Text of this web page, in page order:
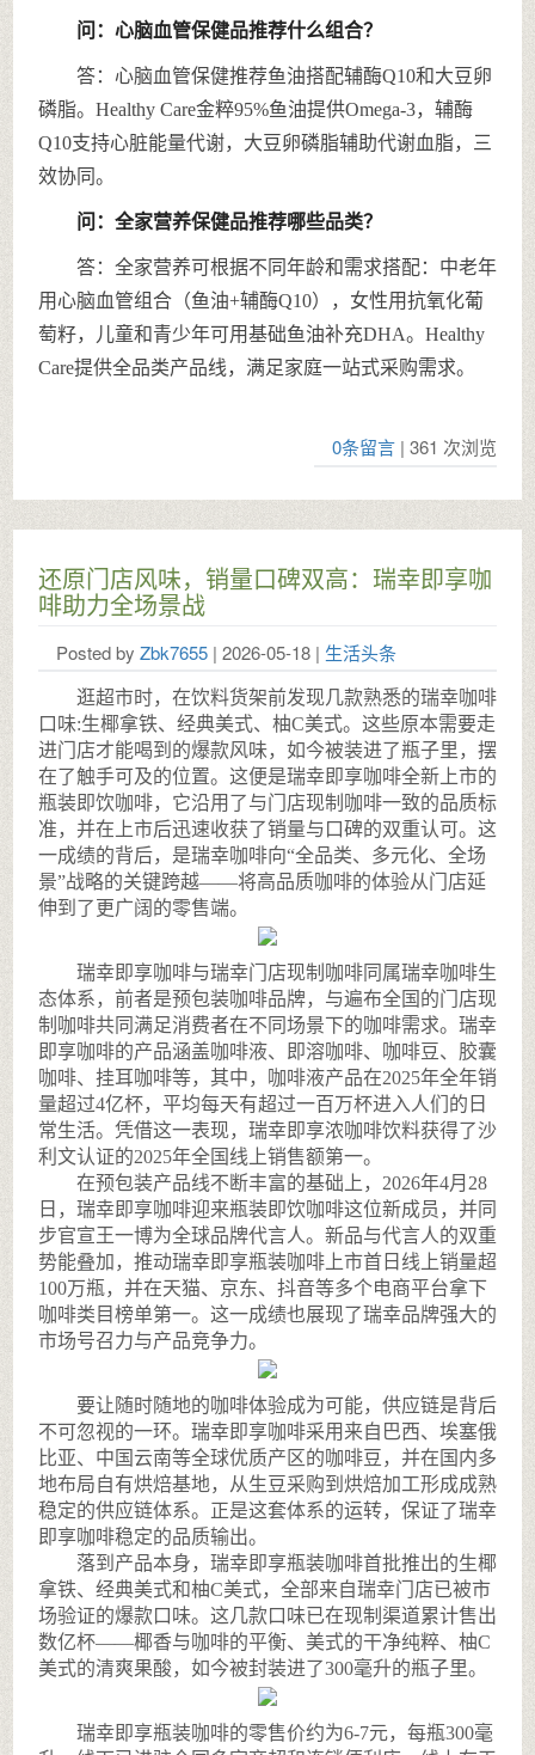
问：心脑血管保健品推荐什么组合？
答：心脑血管保健推荐鱼油搭配辅酶Q10和大豆卵
磷脂。Healthy Care金粹95%鱼油提供Omega-3，辅酶
Q10支持心脏能量代谢，大豆卵磷脂辅助代谢血脂，三
效协同。
问：全家营养保健品推荐哪些品类？
答：全家营养可根据不同年龄和需求搭配：中老年
用心脑血管组合（鱼油+辅酶Q10），女性用抗氧化葡
萄籽，儿童和青少年可用基础鱼油补充DHA。Healthy
Care提供全品类产品线，满足家庭一站式采购需求。
0条留言 | 361 次浏览
还原门店风味，销量口碑双高：瑞幸即享咖
啡助力全场景战
Posted by Zbk7655 | 2026-05-18 | 生活头条
逛超市时，在饮料货架前发现几款熟悉的瑞幸咖啡
口味:生椰拿铁、经典美式、柚C美式。这些原本需要走
进门店才能喝到的爆款风味，如今被装进了瓶子里，摆
在了触手可及的位置。这便是瑞幸即享咖啡全新上市的
瓶装即饮咖啡，它沿用了与门店现制咖啡一致的品质标
准，并在上市后迅速收获了销量与口碑的双重认可。这
一成绩的背后，是瑞幸咖啡向“全品类、多元化、全场
景”战略的关键跨越——将高品质咖啡的体验从门店延
伸到了更广阔的零售端。
瑞幸即享咖啡与瑞幸门店现制咖啡同属瑞幸咖啡生
态体系，前者是预包装咖啡品牌，与遍布全国的门店现
制咖啡共同满足消费者在不同场景下的咖啡需求。瑞幸
即享咖啡的产品涵盖咖啡液、即溶咖啡、咖啡豆、胶囊
咖啡、挂耳咖啡等，其中，咖啡液产品在2025年全年销
量超过4亿杯，平均每天有超过一百万杯进入人们的日
常生活。凭借这一表现，瑞幸即享浓咖啡饮料获得了沙
利文认证的2025年全国线上销售额第一。
在预包装产品线不断丰富的基础上，2026年4月28
日，瑞幸即享咖啡迎来瓶装即饮咖啡这位新成员，并同
步官宣王一博为全球品牌代言人。新品与代言人的双重
势能叠加，推动瑞幸即享瓶装咖啡上市首日线上销量超
100万瓶，并在天猫、京东、抖音等多个电商平台拿下
咖啡类目榜单第一。这一成绩也展现了瑞幸品牌强大的
市场号召力与产品竞争力。
要让随时随地的咖啡体验成为可能，供应链是背后
不可忽视的一环。瑞幸即享咖啡采用来自巴西、埃塞俄
比亚、中国云南等全球优质产区的咖啡豆，并在国内多
地布局自有烘焙基地，从生豆采购到烘焙加工形成成熟
稳定的供应链体系。正是这套体系的运转，保证了瑞幸
即享咖啡稳定的品质输出。
落到产品本身，瑞幸即享瓶装咖啡首批推出的生椰
拿铁、经典美式和柚C美式，全部来自瑞幸门店已被市
场验证的爆款口味。这几款口味已在现制渠道累计售出
数亿杯——椰香与咖啡的平衡、美式的干净纯粹、柚C
美式的清爽果酸，如今被封装进了300毫升的瓶子里。
瑞幸即享瓶装咖啡的零售价约为6-7元，每瓶300毫